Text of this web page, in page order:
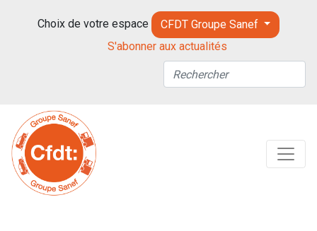
Choix de votre espace
CFDT Groupe Sanef
S'abonner aux actualités